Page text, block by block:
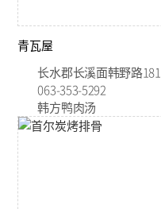
青瓦屋
长水郡长溪面韩野路181
063-353-5292
韩方鸭肉汤